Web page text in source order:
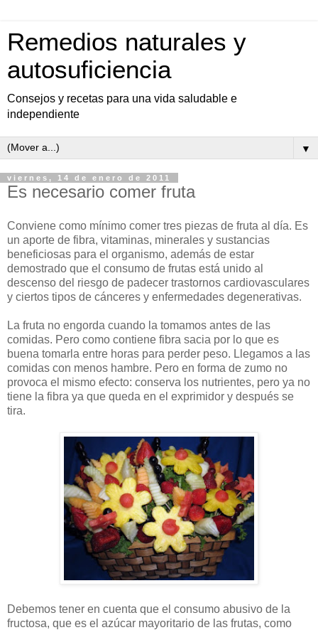
Remedios naturales y
autosuficiencia
Consejos y recetas para una vida saludable e
independiente
▼
viernes, 14 de enero de 2011
Es necesario comer fruta
Conviene como mínimo comer tres piezas de fruta al día. Es
un aporte de fibra, vitaminas, minerales y sustancias
beneficiosas para el organismo, además de estar
demostrado que el consumo de frutas está unido al
descenso del riesgo de padecer trastornos cardiovasculares
y ciertos tipos de cánceres y enfermedades degenerativas.
La fruta no engorda cuando la tomamos antes de las
comidas. Pero como contiene fibra sacia por lo que es
buena tomarla entre horas para perder peso. Llegamos a las
comidas con menos hambre. Pero en forma de zumo no
provoca el mismo efecto: conserva los nutrientes, pero ya no
tiene la fibra ya que queda en el exprimidor y después se
tira.
Debemos tener en cuenta que el consumo abusivo de la
fructosa, que es el azúcar mayoritario de las frutas, como